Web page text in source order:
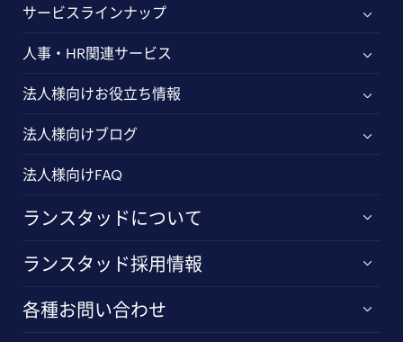
サービスラインナップ
人事・HR関連サービス
法人様向けお役立ち情報
法人様向けブログ
法人様向けFAQ
ランスタッドについて
ランスタッド採用情報
各種お問い合わせ